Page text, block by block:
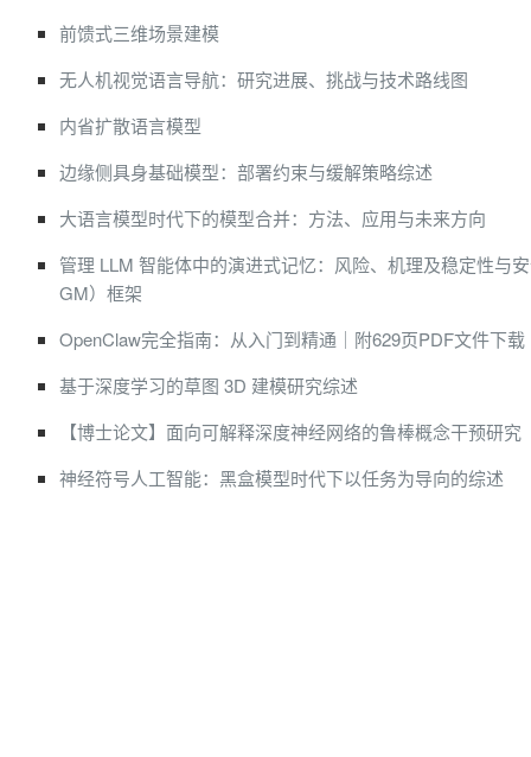
前馈式三维场景建模
无人机视觉语言导航：研究进展、挑战与技术路线图
内省扩散语言模型
边缘侧具身基础模型：部署约束与缓解策略综述
大语言模型时代下的模型合并：方法、应用与未来方向
管理 LLM 智能体中的演进式记忆：风险、机理及稳定性与
GM）框架
OpenClaw完全指南：从入门到精通｜附629页PDF文件下载
基于深度学习的草图 3D 建模研究综述
【博士论文】面向可解释深度神经网络的鲁棒概念干预研究
神经符号人工智能：黑盒模型时代下以任务为导向的综述